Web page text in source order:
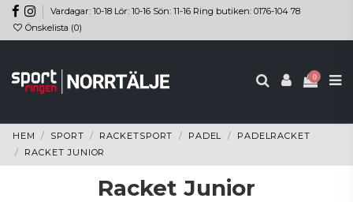
Vardagar: 10-18 Lör: 10-16 Sön: 11-16 Ring butiken: 0176-104 78
Önskelista (0)
0
HEM SPORT RACKETSPORT PADEL
PADELRACKET
RACKET JUNIOR
Racket Junior